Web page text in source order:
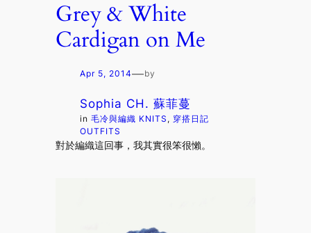
Grey & White
Cardigan on Me
Apr 5, 2014—by
Sophia CH. 蘇菲蔓
in毛冷與編織 KNITS , 穿搭日記
OUTFITS
對於編織這回事，我其實很笨很懶。